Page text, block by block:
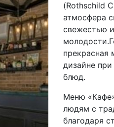
(Rothschild
атмосфера
свежестью
прекрасная
дизайне
блюд.
Меню
людям с
благодаря